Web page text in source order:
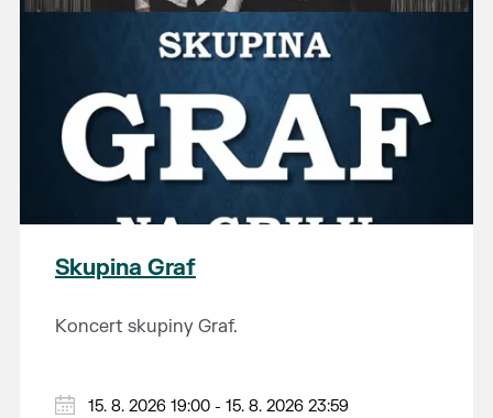
Skupina Graf
Koncert skupiny Graf.
15. 8. 2026 19:00 - 15. 8. 2026 23:59